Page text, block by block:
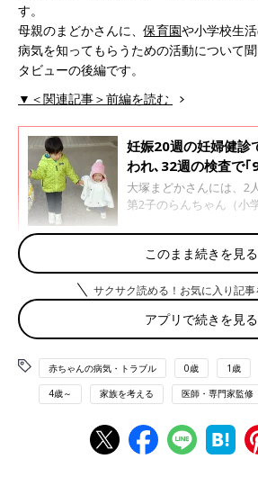
す。
母親のまどかさんに、保育園や小学校生
病気を知ってもらうための活動について
タビューの後編です。
▼＜関連記事＞前編を読む
妊娠20週の妊婦健診
われ､32週の検査で｢
と｡涙が止まらない･･
症候群1型】
大塚まどかさんには、2
第2子のらんちゃん（小
クラー症候群1型と診断
まどかさんに、スティ
明するまでのことや、
て聞きました。全2回イ
成長に従い、低身長、軽度の難聴
このまま続きを見る
サクサク読める！お気に入り記
アプリで続きを見る
赤ちゃんの病気・トラブル 0歳 1歳
4歳～ 家族を考える 医師・専門家監修